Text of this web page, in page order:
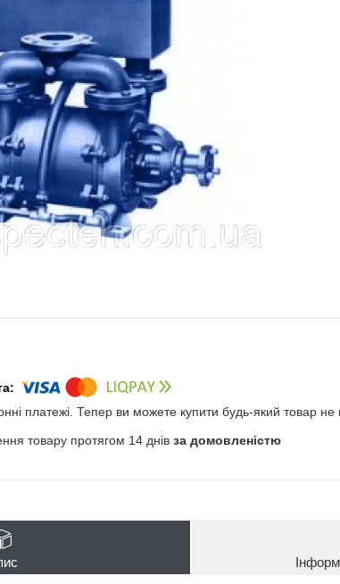
платежі. Тепер ви можете купити будь-який товар не
товару протягом 14 днів за домовленістю